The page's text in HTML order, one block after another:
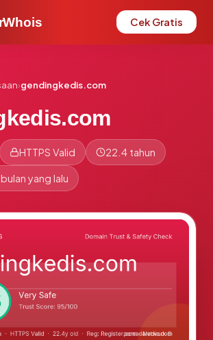
Cek Gratis
›gendingkedis.com
HTTPS Valid 22.4 tahun
yang lalu